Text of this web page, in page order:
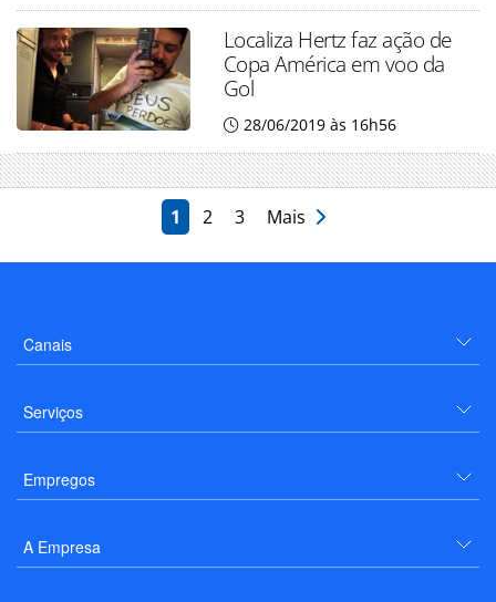
Localiza Hertz faz ação de
Copa América em voo da
Gol
28/06/2019 às 16h56
1 2 3 Mais
Canais
Serviços
Empregos
A Empresa